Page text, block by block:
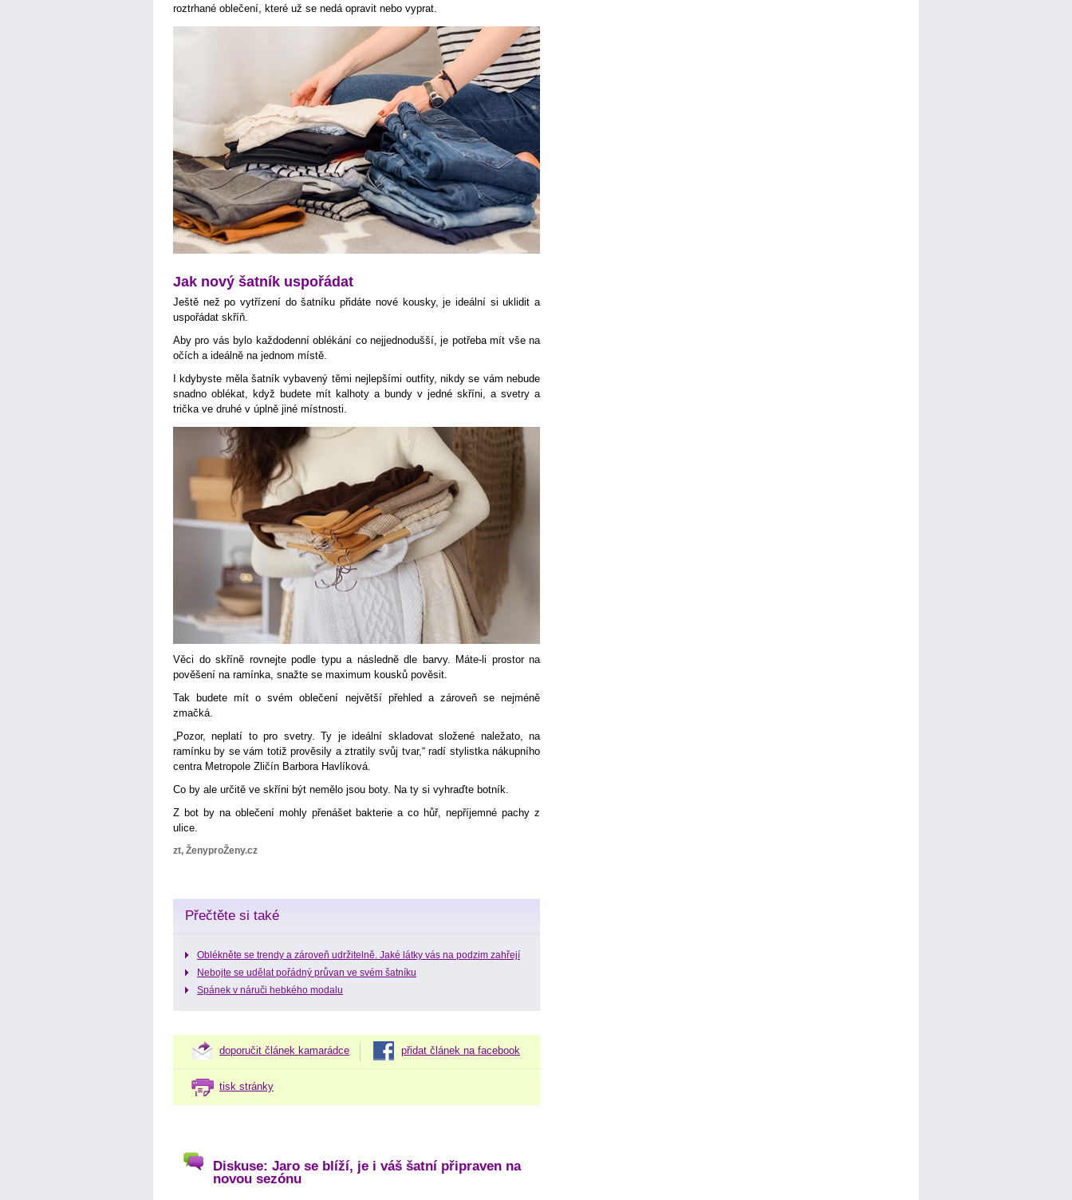
roztrhané oblečení, které už se nedá opravit nebo vyprat.
Jak nový šatník uspořádat
Ještě než po vytřízení do šatníku přidáte nové kousky, je ideální si uklidit a
uspořádat skříň.
Aby pro vás bylo každodenní oblékání co nejjednodušší, je potřeba mít vše na
očích a ideálně na jednom místě.
I kdybyste měla šatník vybavený těmi nejlepšími outfity, nikdy se vám nebude
snadno oblékat, když budete mít kalhoty a bundy v jedné skříni, a svetry a
trička ve druhé v úplně jiné místnosti.
Věci do skříně rovnejte podle typu a následně dle barvy. Máte-li prostor na
pověšení na ramínka, snažte se maximum kousků pověsit.
Tak budete mít o svém oblečení největší přehled a zároveň se nejméně
zmačká.
„Pozor, neplatí to pro svetry. Ty je ideální skladovat složené naležato, na
ramínku by se vám totiž prověsily a ztratily svůj tvar,“ radí stylistka nákupního
centra Metropole Zličín Barbora Havlíková.
Co by ale určitě ve skříni být nemělo jsou boty. Na ty si vyhraďte botník.
Z bot by na oblečení mohly přenášet bakterie a co hůř, nepříjemné pachy z
ulice.
zt, ŽenyproŽeny.cz
Přečtěte si také
Oblékněte se trendy a zároveň udržitelně. Jaké látky vás na podzim zahřejí
Nebojte se udělat pořádný průvan ve svém šatníku
Spánek v náruči hebkého modalu
doporučit článek kamarádce přidat článek na facebook
tisk stránky
Diskuse: Jaro se blíží, je i váš šatní připraven na
novou sezónu